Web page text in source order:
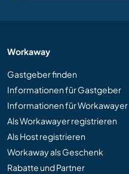
Workaway
Gastgeber finden
Informationen für Gastgeber
Informationen für Workawayer
Als Workawayer registrieren
Als Host registrieren
Workaway als Geschenk
Rabatte und Partner